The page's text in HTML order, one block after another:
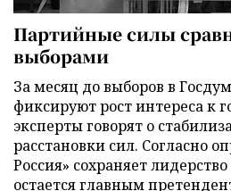
Партийные силы
выборами
За месяц до выборов в
фиксируют рост интереса к
эксперты говорят о
расстановки сил. Согласно
Россия» сохраняет
остается главным